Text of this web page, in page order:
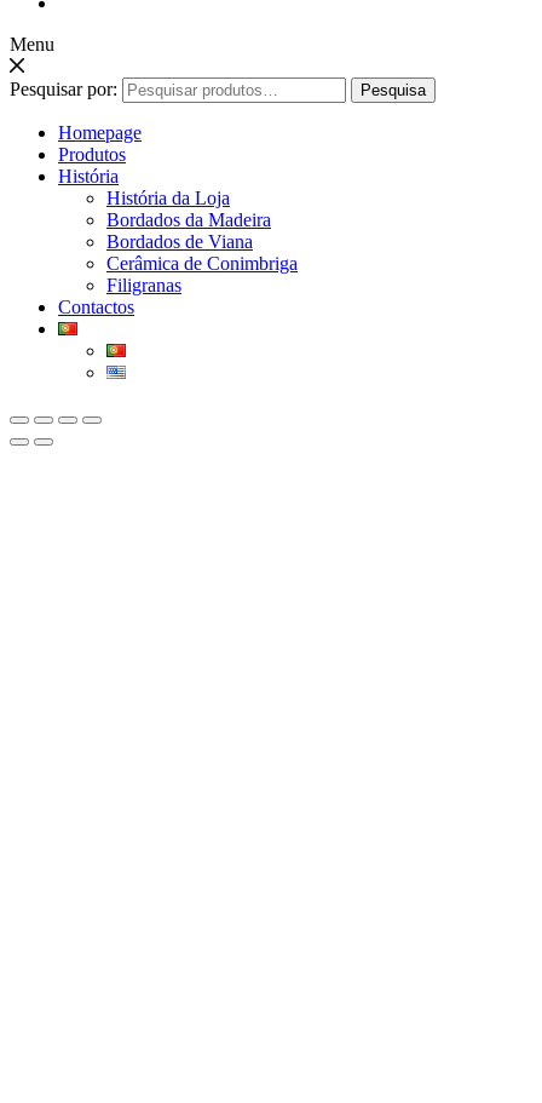
Menu
Pesquisar por: Pesquisa
Homepage
Produtos
História
História da Loja
Bordados da Madeira
Bordados de Viana
Cerâmica de Conimbriga
Filigranas
Contactos